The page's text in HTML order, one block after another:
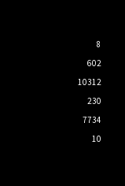
8
602
10312
230
7734
10